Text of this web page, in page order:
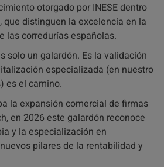
otorgado por INESE dentro
, que distinguen la excelencia en la
las corredurías españolas.
solo un galardón. Es la validación
especializada (en nuestro
es el camino.
la expansión comercial de firmas
en 2026 este galardón reconoce
y la especialización en
pilares de la rentabilidad y